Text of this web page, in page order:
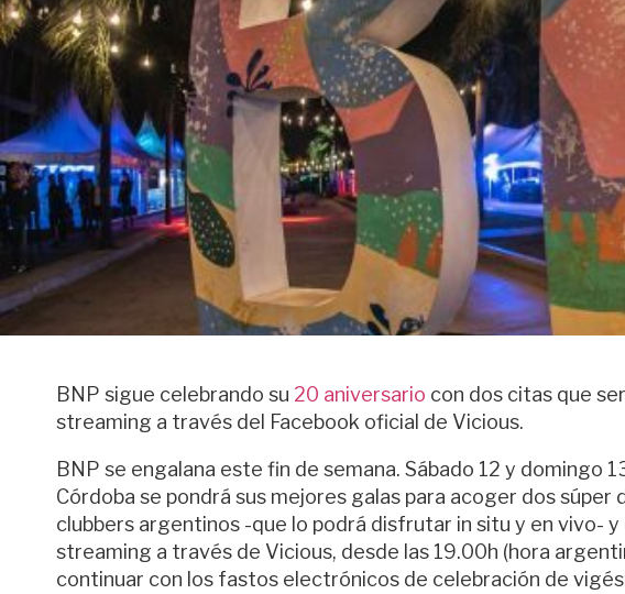
BNP sigue celebrando su 20 aniversario con dos citas que
streaming a través del Facebook oficial de Vicious.
BNP se engalana este fin de semana. Sábado 12 y domingo
Córdoba se pondrá sus mejores galas para acoger dos súper
clubbers argentinos -que lo podrá disfrutar in situ y en vivo-
streaming a través de Vicious, desde las 19.00h (hora
continuar con los fastos electrónicos de celebración de